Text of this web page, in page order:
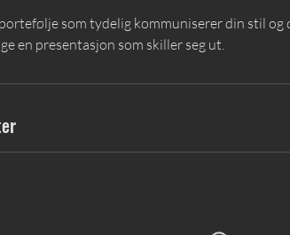
som tydelig kommuniserer din stil
en presentasjon som skiller seg ut.